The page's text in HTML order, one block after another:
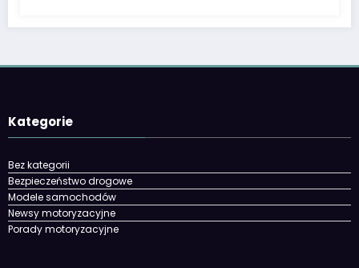
Kategorie
Bez kategorii
Bezpieczeństwo drogowe
Modele samochodów
Newsy motoryzacyjne
Porady motoryzacyjne